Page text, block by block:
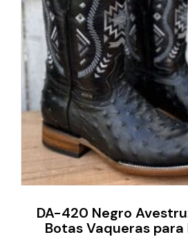
DA-420 Negro
Botas Vaqueras